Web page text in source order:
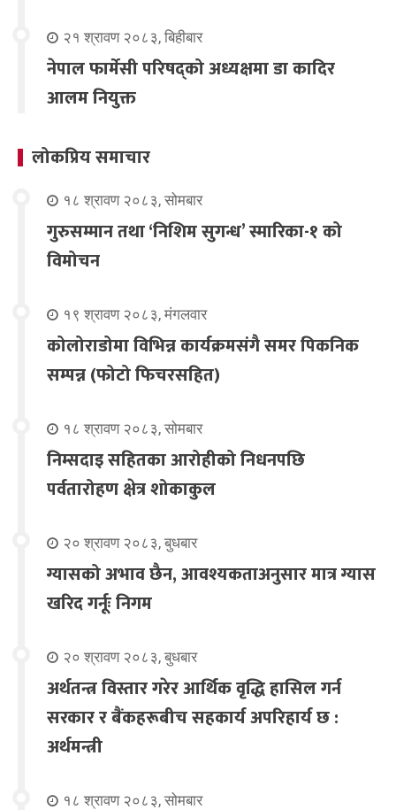
२१ श्रावण २०८३, बिहीबार
नेपाल फार्मेसी परिषद्को अध्यक्षमा डा कादिर
आलम नियुक्त
लोकप्रिय समाचार
१८ श्रावण २०८३, सोमबार
गुरुसम्मान तथा ‘निशिम सुगन्ध’ स्मारिका-१ को
विमोचन
१९ श्रावण २०८३, मंगलवार
कोलोराडोमा विभिन्न कार्यक्रमसंगै समर पिकनिक
सम्पन्न (फोटो फिचरसहित)
१८ श्रावण २०८३, सोमबार
निम्सदाइ सहितका आरोहीको निधनपछि
पर्वतारोहण क्षेत्र शोकाकुल
२० श्रावण २०८३, बुधबार
ग्यासको अभाव छैन, आवश्यकताअनुसार मात्र ग्यास
खरिद गर्नूः निगम
२० श्रावण २०८३, बुधबार
अर्थतन्त्र विस्तार गरेर आर्थिक वृद्धि हासिल गर्न
सरकार र बैंकहरूबीच सहकार्य अपरिहार्य छ :
अर्थमन्त्री
१८ श्रावण २०८३, सोमबार